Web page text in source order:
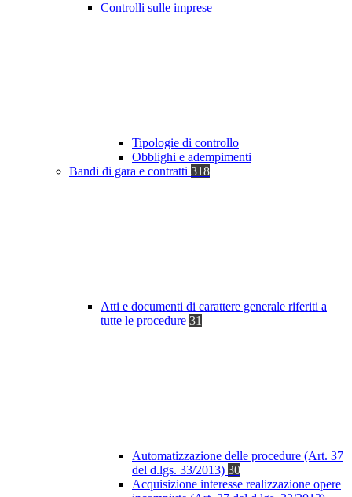
Controlli sulle imprese
Tipologie di controllo
Obblighi e adempimenti
Bandi di gara e contratti 318
Atti e documenti di carattere generale riferiti a
tutte le procedure 31
Automatizzazione delle procedure (Art. 37
del d.lgs. 33/2013) 30
Acquisizione interesse realizzazione opere